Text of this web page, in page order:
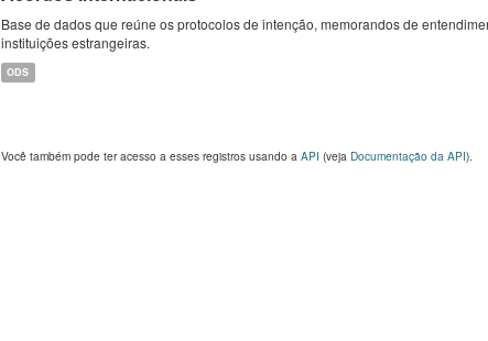
Base de dados que reúne os protocolos de intenção, memorandos de
instituições estrangeiras.
ODS
Você também pode ter acesso a esses registros usando a API (veja Documentação da API).